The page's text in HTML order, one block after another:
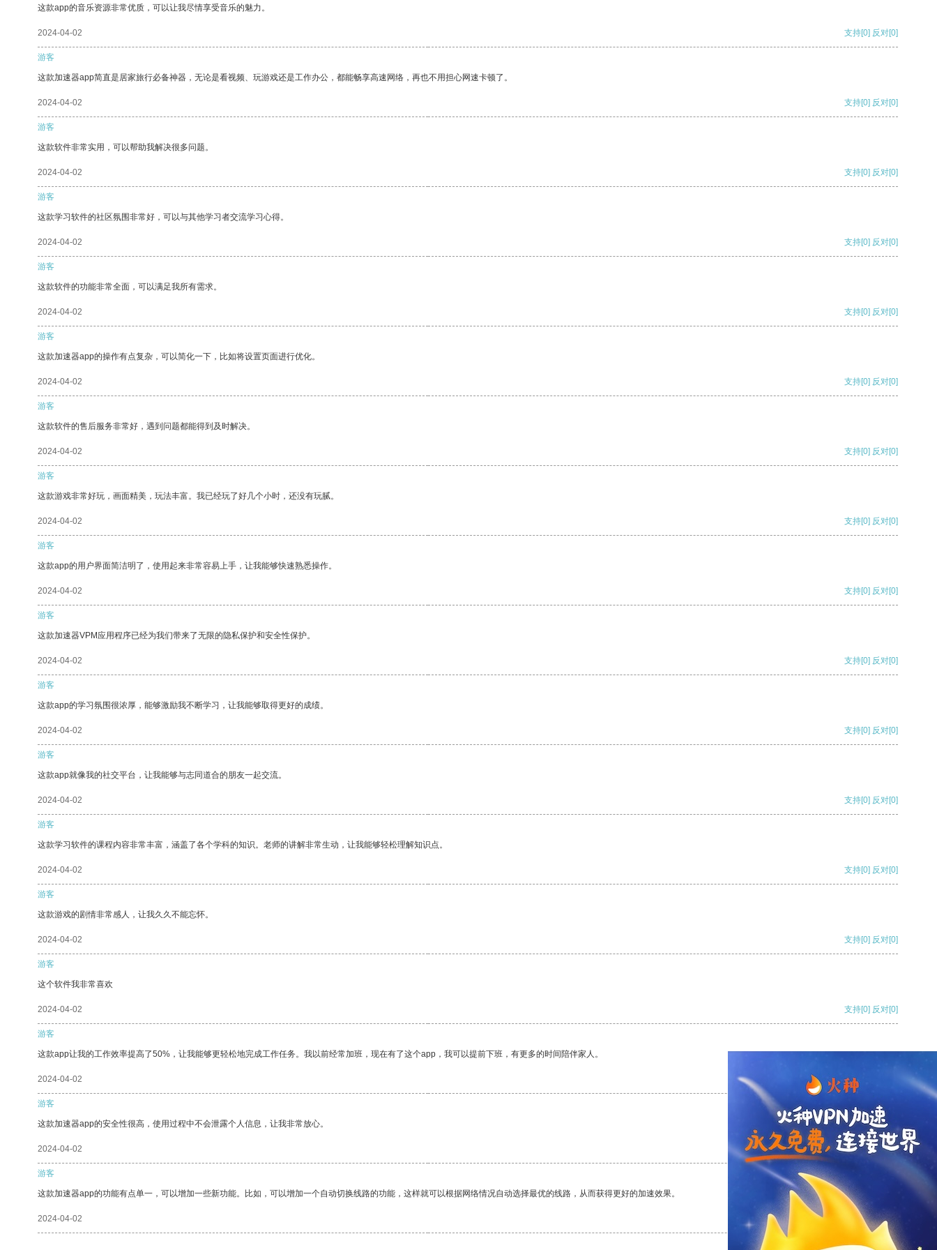
这款app的音乐资源非常优质，可以让我尽情享受音乐的魅力。
2024-04-02 支持[0] 反对[0]
游客
这款加速器app简直是居家旅行必备神器，无论是看视频、玩游戏还是工作办公，都能畅享高速网络，再也不用担心网速卡顿了。
2024-04-02 支持[0] 反对[0]
游客
这款软件非常实用，可以帮助我解决很多问题。
2024-04-02 支持[0] 反对[0]
游客
这款学习软件的社区氛围非常好，可以与其他学习者交流学习心得。
2024-04-02 支持[0] 反对[0]
游客
这款软件的功能非常全面，可以满足我所有需求。
2024-04-02 支持[0] 反对[0]
游客
这款加速器app的操作有点复杂，可以简化一下，比如将设置页面进行优化。
2024-04-02 支持[0] 反对[0]
游客
这款软件的售后服务非常好，遇到问题都能得到及时解决。
2024-04-02 支持[0] 反对[0]
游客
这款游戏非常好玩，画面精美，玩法丰富。我已经玩了好几个小时，还没有玩腻。
2024-04-02 支持[0] 反对[0]
游客
这款app的用户界面简洁明了，使用起来非常容易上手，让我能够快速熟悉操作。
2024-04-02 支持[0] 反对[0]
游客
这款加速器VPM应用程序已经为我们带来了无限的隐私保护和安全性保护。
2024-04-02 支持[0] 反对[0]
游客
这款app的学习氛围很浓厚，能够激励我不断学习，让我能够取得更好的成绩。
2024-04-02 支持[0] 反对[0]
游客
这款app就像我的社交平台，让我能够与志同道合的朋友一起交流。
2024-04-02 支持[0] 反对[0]
游客
这款学习软件的课程内容非常丰富，涵盖了各个学科的知识。老师的讲解非常生动，让我能够轻松理解知识点。
2024-04-02 支持[0] 反对[0]
游客
这款游戏的剧情非常感人，让我久久不能忘怀。
2024-04-02 支持[0] 反对[0]
游客
这个软件我非常喜欢
2024-04-02 支持[0] 反对[0]
游客
这款app让我的工作效率提高了50%，让我能够更轻松地完成工作任务。我以前经常加班，现在有了这个app，我可以提前下班，有更多的时间陪伴家人。
2024-04-02 支持
游客
这款加速器app的安全性很高，使用过程中不会泄露个人信息，让我非常放心。
2024-04-02 支持[0] 反对[0]
游客
这款加速器app的功能有点单一，可以增加一些新功能。比如，可以增加一个自动切换线路的功能，这样就可以根据网络情况自动选择最优的线路，从而获得更好的加速效果。
2024-04-02 支持[0] 反对[0]